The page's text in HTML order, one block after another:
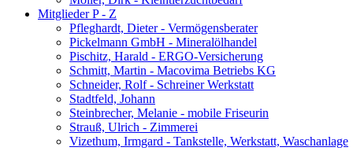
Mitglieder P - Z
Pfleghardt, Dieter - Vermögensberater
Pickelmann GmbH - Mineralölhandel
Pischitz, Harald - ERGO-Versicherung
Schmitt, Martin - Macovima Betriebs KG
Schneider, Rolf - Schreiner Werkstatt
Stadtfeld, Johann
Steinbrecher, Melanie - mobile Friseurin
Strauß, Ulrich - Zimmerei
Vizethum, Irmgard - Tankstelle, Werkstatt, Waschanlage